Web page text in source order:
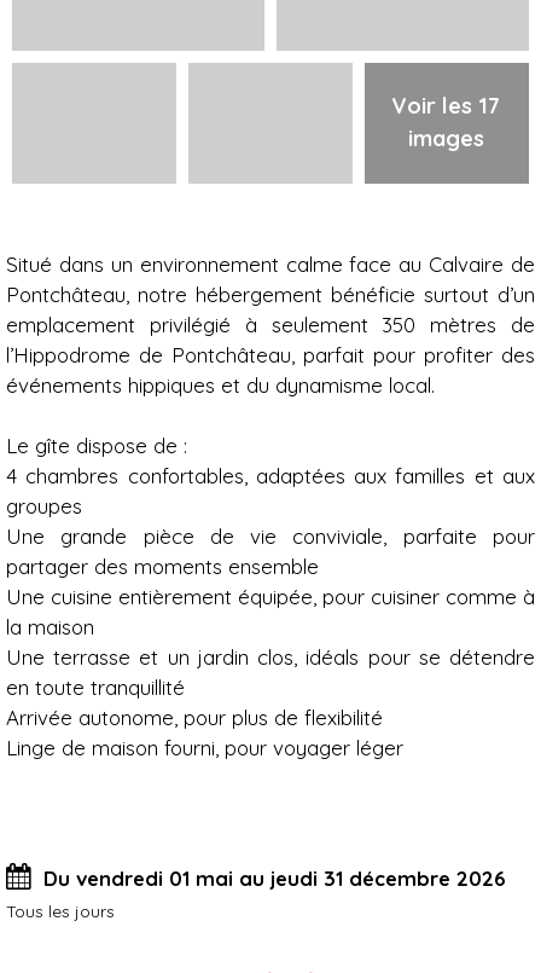
Voir les 17
images
Situé dans un environnement calme face au Calvaire de
Pontchâteau, notre hébergement bénéficie surtout d’un
emplacement privilégié à seulement 350 mètres de
l’Hippodrome de Pontchâteau, parfait pour profiter des
événements hippiques et du dynamisme local.
Le gîte dispose de :
4 chambres confortables, adaptées aux familles et aux
groupes
Une grande pièce de vie conviviale, parfaite pour
partager des moments ensemble
Une cuisine entièrement équipée, pour cuisiner comme à
la maison
Une terrasse et un jardin clos, idéals pour se détendre
en toute tranquillité
Arrivée autonome, pour plus de flexibilité
Linge de maison fourni, pour voyager léger
Du vendredi 01 mai au jeudi 31 décembre 2026
Tous les jours